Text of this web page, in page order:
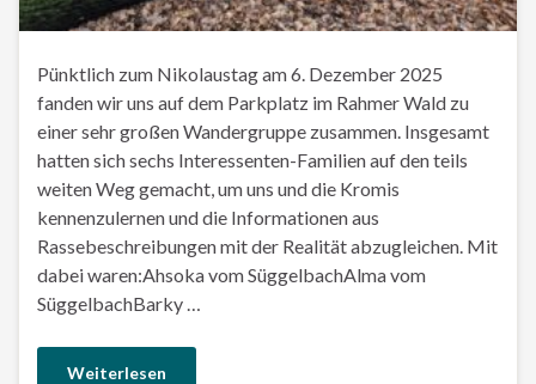
Pünktlich zum Nikolaustag am 6. Dezember 2025
fanden wir uns auf dem Parkplatz im Rahmer Wald zu
einer sehr großen Wandergruppe zusammen. Insgesamt
hatten sich sechs Interessenten-Familien auf den teils
weiten Weg gemacht, um uns und die Kromis
kennenzulernen und die Informationen aus
Rassebeschreibungen mit der Realität abzugleichen. Mit
dabei waren:Ahsoka vom SüggelbachAlma vom
SüggelbachBarky …
Weiterlesen